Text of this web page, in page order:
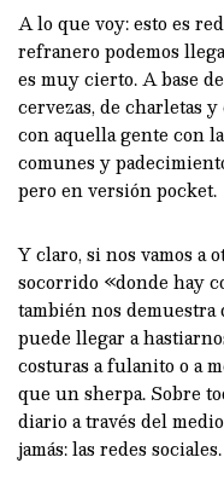
A lo que voy: esto es
refranero podemos
es muy cierto. A base
cervezas, de charletas
con aquella gente con
comunes y
pero en versión pocket.
Y claro, si nos vamos a
socorrido «donde hay
también nos
puede llegar a
costuras a fulanito o a
que un sherpa. Sobre
diario a través del
jamás: las redes sociales.